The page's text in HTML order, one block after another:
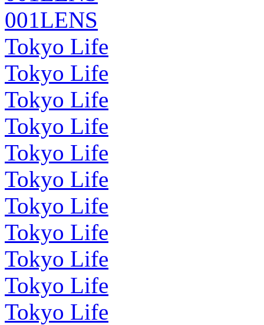
001LENS
Tokyo Life
Tokyo Life
Tokyo Life
Tokyo Life
Tokyo Life
Tokyo Life
Tokyo Life
Tokyo Life
Tokyo Life
Tokyo Life
Tokyo Life